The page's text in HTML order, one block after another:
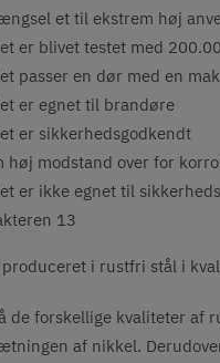
et til ekstrem høj
er blivet testet med
passer en dør med en
er egnet til brandøre
er sikkerhedsgodkendt
høj modstand over for
er ikke egnet til
13
i rustfri stål i
de forskellige kvaliteter af
af nikkel.